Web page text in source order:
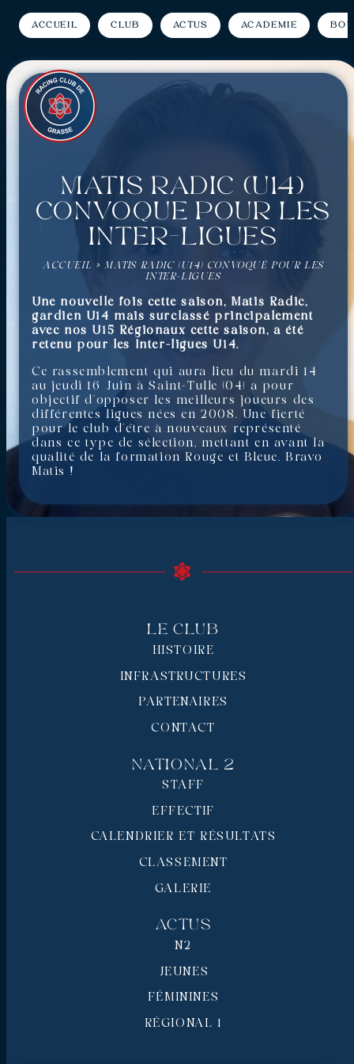
Accueil Club Actus Académie
Matis Radic (U14)
convoqué pour les
Inter-ligues
ACCUEIL » MATIS RADIC (U14) CONVOQUÉ POUR LES
INTER-LIGUES
Une nouvelle fois cette saison, Matis Radic,
gardien U14 mais surclassé principalement
avec nos U15 Régionaux cette saison, a été
retenu pour les Inter-ligues U14.
Ce rassemblement qui aura lieu du mardi 14
au jeudi 16 Juin à Saint-Tulle (04) a pour
objectif d’opposer les meilleurs joueurs des
différentes ligues nées en 2008. Une fierté
pour le club d’être à nouveaux représenté
dans ce type de sélection, mettant en avant la
qualité de la formation Rouge et Bleue. Bravo
Matis !
Le Club
HISTOIRE
INFRASTRUCTURES
PARTENAIRES
CONTACT
National 2
STAFF
EFFECTIF
CALENDRIER ET RÉSULTATS
CLASSEMENT
GALERIE
Actus
N2
JEUNES
FÉMININES
RÉGIONAL 1